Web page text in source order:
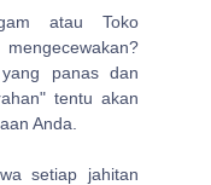
atau Toko
panas dan
tentu akan
Anda.
setiap jahitan